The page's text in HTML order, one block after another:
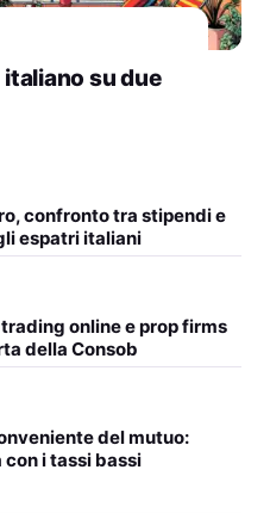
su due
confronto tra stipendi e
espatri italiani
online e prop firms
della Consob
del mutuo:
i tassi bassi